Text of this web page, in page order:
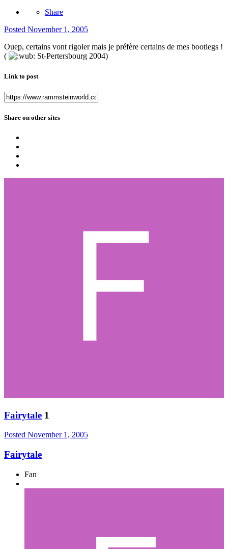
Share
Posted November 1, 2005
Ouep, certains vont rigoler mais je préfère certains de mes bootlegs !
(
St-Pertersbourg 2004)
Link to post
Share on other sites
Fairytale 1
Posted November 1, 2005
Fairytale
Fan